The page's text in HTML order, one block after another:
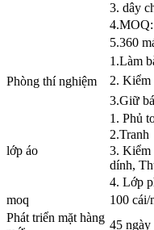
3. dây
5.360
Phòng thí nghiệm
1.Làm
2. Kiểm
3.Giữ
lớp áo
1. Phủ
2.Tranh
3. Kiểm
dính,
4. Lớp
moq
100 cái/
Phát triển mặt hàng
45 ngày